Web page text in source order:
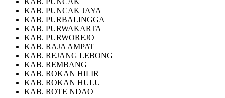
KAB. PUNCAK JAYA
KAB. PURBALINGGA
KAB. PURWAKARTA
KAB. PURWOREJO
KAB. RAJA AMPAT
KAB. REJANG LEBONG
KAB. REMBANG
KAB. ROKAN HILIR
KAB. ROKAN HULU
KAB. ROTE NDAO